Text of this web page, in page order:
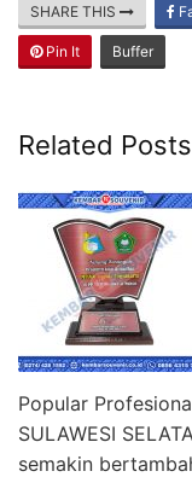
SHARE THIS
Pin It Buffer
Related Posts
Popular
SULAWESI
semakin